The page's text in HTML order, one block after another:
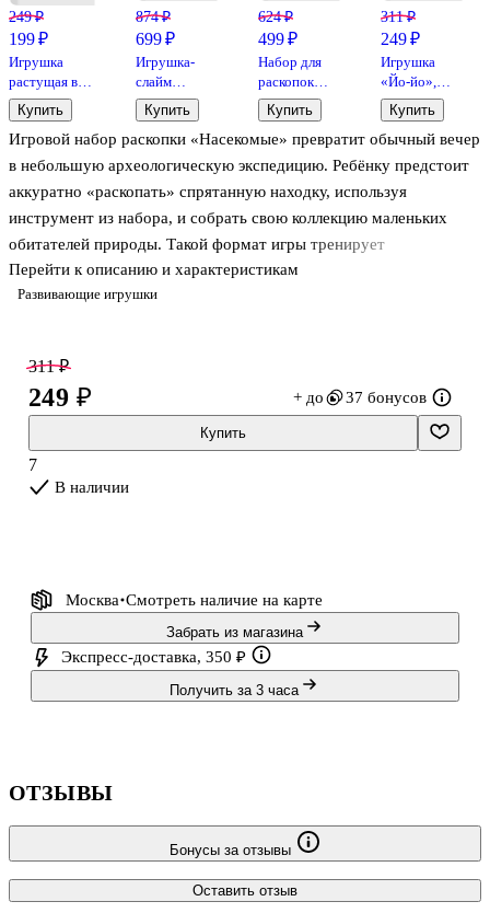
Развивающие игрушки
Игровой набор раскопки «Насекомые» превратит обычный вечер
в небольшую археологическую экспедицию. Ребёнку предстоит
аккуратно «раскопать» спрятанную находку, используя
инструмент из набора, и собрать свою коллекцию маленьких
обитателей природы. Такой формат игры тренирует
усидчивость, мелкую моторику и внимание к деталям, а заодно
помогает узнать больше о мире насекомых.
дарить на праздник или использовать для спокойных занятий
дома. Упаковка-блистер защищает содержимое и подходит для
Перейти к описанию и характеристикам
249 ₽
199 ₽
Игрушка
растущая в
воде «Дино»
Купить
874 ₽
699 ₽
Игрушка-
слайм
«Кола», Aqua
Slime
Купить
624 ₽
499 ₽
Набор для
раскопок
«Морские
обитатели»,
Бумбарам
Купить
311 ₽
249 ₽
Игрушка
«Йо-йо»,
Bookvalno
Купить
311 ₽
249 ₽ + до 37 бонусов
Купить
7
В наличии
Москва Смотреть наличие на карте
Забрать из магазина
Экспресс-доставка, 350 ₽
Получить за 3 часа
ОТЗЫВЫ
Бонусы за отзывы
Оставить отзыв